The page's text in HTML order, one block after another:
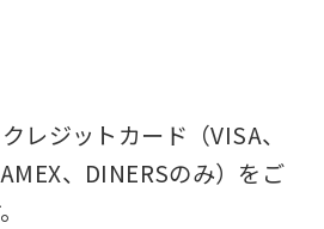
レジットカード（VISA、
、DINERSのみ）をご
you
fully